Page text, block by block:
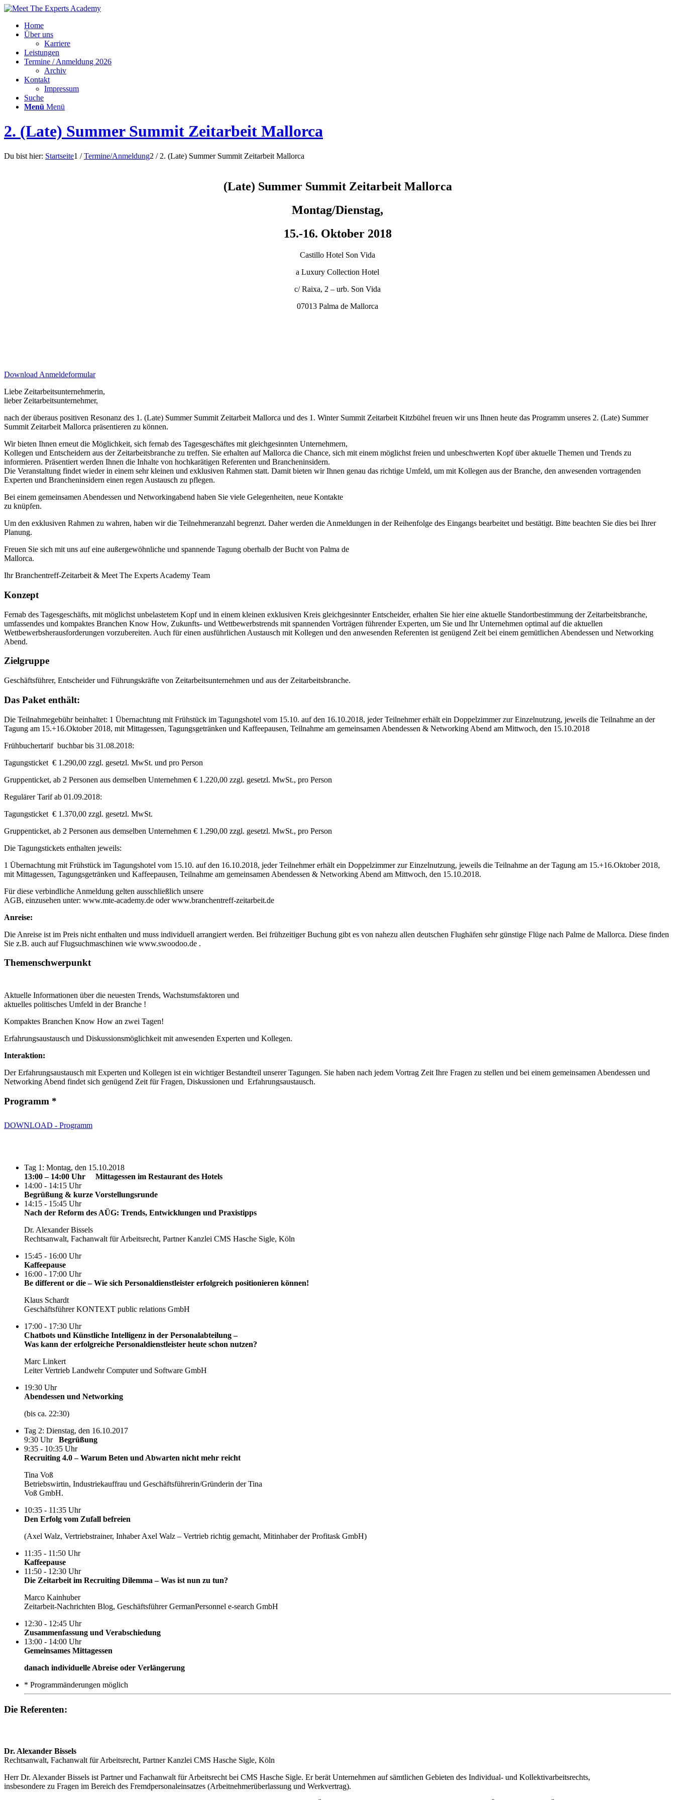
Home
Über uns
Karriere
Leistungen
Termine / Anmeldung 2026
Archiv
Kontakt
Impressum
Suche
Menü Menü
2. (Late) Summer Summit Zeitarbeit Mallorca
Du bist hier: Startseite1 / Termine/Anmeldung2 / 2. (Late) Summer Summit Zeitarbeit Mallorca
(Late) Summer Summit Zeitarbeit Mallorca
Montag/Dienstag,
15.-16. Oktober 2018
Castillo Hotel Son Vida
a Luxury Collection Hotel
c/ Raixa, 2 – urb. Son Vida
07013 Palma de Mallorca
Download Anmeldeformular
Liebe Zeitarbeitsunternehmerin,
lieber Zeitarbeitsunternehmer,
nach der überaus positiven Resonanz des 1. (Late) Summer Summit Zeitarbeit Mallorca und des 1. Winter Summit Zeitarbeit Kitzbühel freuen wir uns Ihnen heute das Programm unseres 2. (Late) Summer
Summit Zeitarbeit Mallorca präsentieren zu können.
Wir bieten Ihnen erneut die Möglichkeit, sich fernab des Tagesgeschäftes mit gleichgesinnten Unternehmern,
Kollegen und Entscheidern aus der Zeitarbeitsbranche zu treffen. Sie erhalten auf Mallorca die Chance, sich mit einem möglichst freien und unbeschwerten Kopf über aktuelle Themen und Trends zu
informieren. Präsentiert werden Ihnen die Inhalte von hochkarätigen Referenten und Brancheninsidern.
Die Veranstaltung findet wieder in einem sehr kleinen und exklusiven Rahmen statt. Damit bieten wir Ihnen genau das richtige Umfeld, um mit Kollegen aus der Branche, den anwesenden vortragenden
Experten und Brancheninsidern einen regen Austausch zu pflegen.
Bei einem gemeinsamen Abendessen und Networkingabend haben Sie viele Gelegenheiten, neue Kontakte
zu knüpfen.
Um den exklusiven Rahmen zu wahren, haben wir die Teilnehmeranzahl begrenzt. Daher werden die Anmeldungen in der Reihenfolge des Eingangs bearbeitet und bestätigt. Bitte beachten Sie dies bei Ihrer
Planung.
Freuen Sie sich mit uns auf eine außergewöhnliche und spannende Tagung oberhalb der Bucht von Palma de
Mallorca.
Ihr Branchentreff-Zeitarbeit & Meet The Experts Academy Team
Konzept
Fernab des Tagesgeschäfts, mit möglichst unbelastetem Kopf und in einem kleinen exklusiven Kreis gleichgesinnter Entscheider, erhalten Sie hier eine aktuelle Standortbestimmung der Zeitarbeitsbranche,
umfassendes und kompaktes Branchen Know How, Zukunfts- und Wettbewerbstrends mit spannenden Vorträgen führender Experten, um Sie und Ihr Unternehmen optimal auf die aktuellen
Wettbewerbsherausforderungen vorzubereiten. Auch für einen ausführlichen Austausch mit Kollegen und den anwesenden Referenten ist genügend Zeit bei einem gemütlichen Abendessen und Networking
Abend.
Zielgruppe
Geschäftsführer, Entscheider und Führungskräfte von Zeitarbeitsunternehmen und aus der Zeitarbeitsbranche.
Das Paket enthält:
Die Teilnahmegebühr beinhaltet: 1 Übernachtung mit Frühstück im Tagungshotel vom 15.10. auf den 16.10.2018, jeder Teilnehmer erhält ein Doppelzimmer zur Einzelnutzung, jeweils die Teilnahme an der
Tagung am 15.+16.Oktober 2018, mit Mittagessen, Tagungsgetränken und Kaffeepausen, Teilnahme am gemeinsamen Abendessen & Networking Abend am Mittwoch, den 15.10.2018
Frühbuchertarif buchbar bis 31.08.2018:
Tagungsticket € 1.290,00 zzgl. gesetzl. MwSt. und pro Person
Gruppenticket, ab 2 Personen aus demselben Unternehmen € 1.220,00 zzgl. gesetzl. MwSt., pro Person
Regulärer Tarif ab 01.09.2018:
Tagungsticket € 1.370,00 zzgl. gesetzl. MwSt.
Gruppenticket, ab 2 Personen aus demselben Unternehmen € 1.290,00 zzgl. gesetzl. MwSt., pro Person
Die Tagungstickets enthalten jeweils:
1 Übernachtung mit Frühstück im Tagungshotel vom 15.10. auf den 16.10.2018, jeder Teilnehmer erhält ein Doppelzimmer zur Einzelnutzung, jeweils die Teilnahme an der Tagung am 15.+16.Oktober 2018,
mit Mittagessen, Tagungsgetränken und Kaffeepausen, Teilnahme am gemeinsamen Abendessen & Networking Abend am Mittwoch, den 15.10.2018.
Für diese verbindliche Anmeldung gelten ausschließlich unsere
AGB, einzusehen unter: www.mte-academy.de oder www.branchentreff-zeitarbeit.de
Anreise:
Die Anreise ist im Preis nicht enthalten und muss individuell arrangiert werden. Bei frühzeitiger Buchung gibt es von nahezu allen deutschen Flughäfen sehr günstige Flüge nach Palme de Mallorca. Diese finden
Sie z.B. auch auf Flugsuchmaschinen wie www.swoodoo.de .
Themenschwerpunkt
Aktuelle Informationen über die neuesten Trends, Wachstumsfaktoren und
aktuelles politisches Umfeld in der Branche !
Kompaktes Branchen Know How an zwei Tagen!
Erfahrungsaustausch und Diskussionsmöglichkeit mit anwesenden Experten und Kollegen.
Interaktion:
Der Erfahrungsaustausch mit Experten und Kollegen ist ein wichtiger Bestandteil unserer Tagungen. Sie haben nach jedem Vortrag Zeit Ihre Fragen zu stellen und bei einem gemeinsamen Abendessen und
Networking Abend findet sich genügend Zeit für Fragen, Diskussionen und Erfahrungsaustausch.
Programm *
DOWNLOAD - Programm
Tag 1: Montag, den 15.10.2018
13:00 – 14:00 Uhr Mittagessen im Restaurant des Hotels
14:00 - 14:15 Uhr
Begrüßung & kurze Vorstellungsrunde
14:15 - 15:45 Uhr
Nach der Reform des AÜG: Trends, Entwicklungen und Praxistipps
Dr. Alexander Bissels
Rechtsanwalt, Fachanwalt für Arbeitsrecht, Partner Kanzlei CMS Hasche Sigle, Köln
15:45 - 16:00 Uhr
Kaffeepause
16:00 - 17:00 Uhr
Be different or die – Wie sich Personaldienstleister erfolgreich positionieren können!
Klaus Schardt
Geschäftsführer KONTEXT public relations GmbH
17:00 - 17:30 Uhr
Chatbots und Künstliche Intelligenz in der Personalabteilung –
Was kann der erfolgreiche Personaldienstleister heute schon nutzen?
Marc Linkert
Leiter Vertrieb Landwehr Computer und Software GmbH
19:30 Uhr
Abendessen und Networking
(bis ca. 22:30)
Tag 2: Dienstag, den 16.10.2017
9:30 Uhr Begrüßung
9:35 - 10:35 Uhr
Recruiting 4.0 – Warum Beten und Abwarten nicht mehr reicht
Tina Voß
Betriebswirtin, Industriekauffrau und Geschäftsführerin/Gründerin der Tina
Voß GmbH.
10:35 - 11:35 Uhr
Den Erfolg vom Zufall befreien
(Axel Walz, Vertriebstrainer, Inhaber Axel Walz – Vertrieb richtig gemacht, Mitinhaber der Profitask GmbH)
11:35 - 11:50 Uhr
Kaffeepause
11:50 - 12:30 Uhr
Die Zeitarbeit im Recruiting Dilemma – Was ist nun zu tun?
Marco Kainhuber
Zeitarbeit-Nachrichten Blog, Geschäftsführer GermanPersonnel e-search GmbH
12:30 - 12:45 Uhr
Zusammenfassung und Verabschiedung
13:00 - 14:00 Uhr
Gemeinsames Mittagessen
danach individuelle Abreise oder Verlängerung
* Programmänderungen möglich
Die Referenten:
Dr. Alexander Bissels
Rechtsanwalt, Fachanwalt für Arbeitsrecht, Partner Kanzlei CMS Hasche Sigle, Köln
Herr Dr. Alexander Bissels ist Partner und Fachanwalt für Arbeitsrecht bei CMS Hasche Sigle. Er berät Unternehmen auf sämtlichen Gebieten des Individual- und Kollektivarbeitsrechts,
insbesondere zu Fragen im Bereich des Fremdpersonaleinsatzes (Arbeitnehmerüberlassung und Werkvertrag).